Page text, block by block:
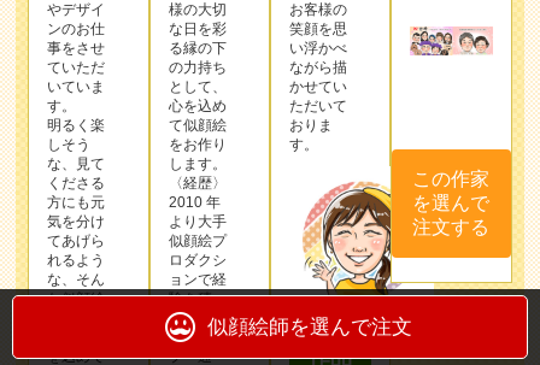
やデザイ
ンのお仕
事をさせ
ていただ
いていま
す。
明るく楽
しそう
な、見て
くださる
方にも元
気を分け
てあげら
れるよう
な、そん
な似顔絵
を込めて
様の⼤切
な⽇を彩
る縁の下
の⼒持ち
として、
⼼を込め
て似顔絵
をお作り
します。
〈経歴〉
2010 年
より⼤⼿
似顔絵プ
ロダクシ
ョンで経
験を積
み、似顔
絵ショッ
プ・通
お客様の
笑顔を思
い浮かべ
ながら描
かせてい
ただいて
おりま
す。
作品
この作家
を選んで
注文する
似顔絵師を選んで注文